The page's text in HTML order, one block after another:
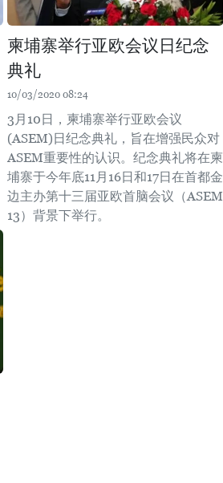
柬埔寨举行亚欧会议日纪念
典礼
10/03/2020 08:24
3月10日，柬埔寨举行亚欧会议
(ASEM)日纪念典礼，旨在增强民众对
ASEM重要性的认识。纪念典礼将在柬
埔寨于今年底11月16日和17日在首都金
边主办第十三届亚欧首脑会议（ASEM
13）背景下举行。